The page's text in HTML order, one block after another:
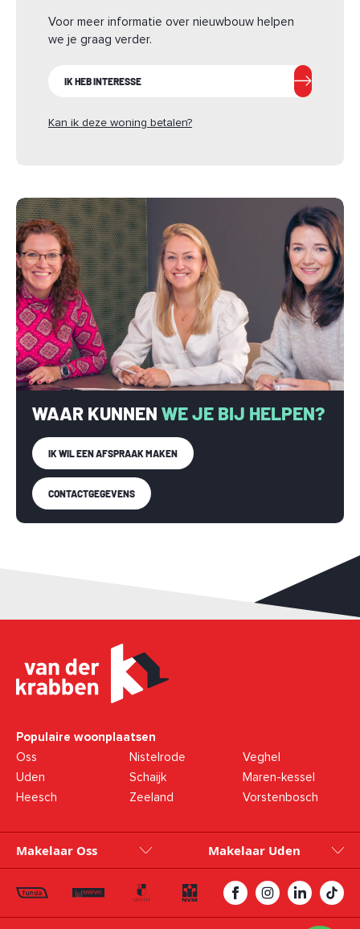
Voor meer informatie over nieuwbouw helpen
we je graag verder.
IK HEB INTERESSE
Kan ik deze woning betalen?
WAAR KUNNEN WE JE BIJ HELPEN?
IK WIL EEN AFSPRAAK MAKEN
CONTACTGEGEVENS
Populaire woonplaatsen
Oss
Uden
Heesch
Nistelrode
Schaijk
Zeeland
Veghel
Maren-kessel
Vorstenbosch
Makelaar Oss Makelaar Uden